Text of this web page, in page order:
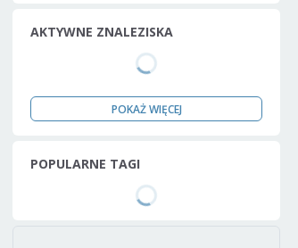
AKTYWNE ZNALEZISKA
POKAŻ WIĘCEJ
POPULARNE TAGI